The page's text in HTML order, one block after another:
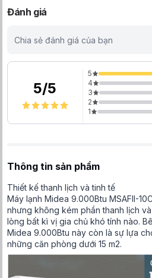
Đánh giá
Chia sẻ đánh giá của bạn
5/5
5
4
3
2
1
Thông tin sản phẩm
Thiết kế thanh lịch và tinh tế
Máy lạnh Midea 9.000Btu MSAFII-
nhưng không kém phần thanh lịch
lòng bất kì vị gia chủ khó tính nào.
Midea 9.000Btu này còn là sự lựa
những căn phòng dưới 15 m2.